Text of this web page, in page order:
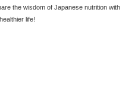
the wisdom of Japanese nutrition with
life!